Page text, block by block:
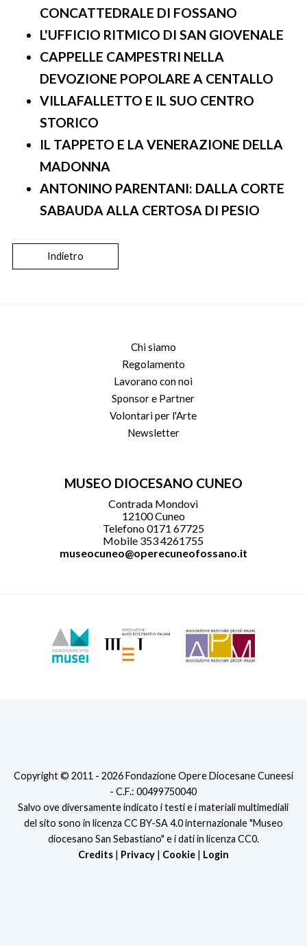
CONCATTEDRALE DI FOSSANO
L'UFFICIO RITMICO DI SAN GIOVENALE
CAPPELLE CAMPESTRI NELLA
DEVOZIONE POPOLARE A CENTALLO
VILLAFALLETTO E IL SUO CENTRO
STORICO
IL TAPPETO E LA VENERAZIONE DELLA
MADONNA
ANTONINO PARENTANI: DALLA CORTE
SABAUDA ALLA CERTOSA DI PESIO
Indietro
Chi siamo
Regolamento
Lavorano con noi
Sponsor e Partner
Volontari per l'Arte
Newsletter
MUSEO DIOCESANO CUNEO
Contrada Mondovì
12100 Cuneo
Telefono 0171 67725
Mobile 353 4261755
museocuneo@operecuneofossano.it
Copyright © 2011 - 2026 Fondazione Opere Diocesane Cuneesi
- C.F.: 00499750040
Salvo ove diversamente indicato i testi e i materiali multimediali
del sito sono in licenza CC BY-SA 4.0 internazionale "Museo
diocesano San Sebastiano" e i dati in licenza CC0.
Credits| Privacy| Cookie| Login